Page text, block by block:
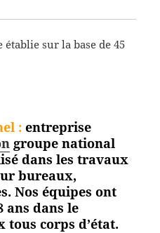
établie sur la base de 45
: entreprise
groupe national
dans les travaux
bureaux,
Nos équipes ont
ans dans le
tous corpsd’état.